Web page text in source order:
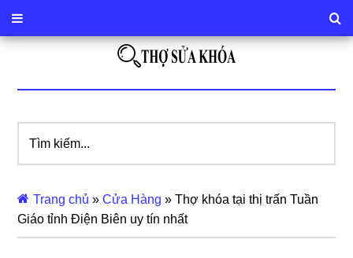
kiếm...
Trang chủ »Cửa Hàng »Thợ khóa tại thị trấn Tuần
Giáo tỉnh Điện Biên uy tín nhất